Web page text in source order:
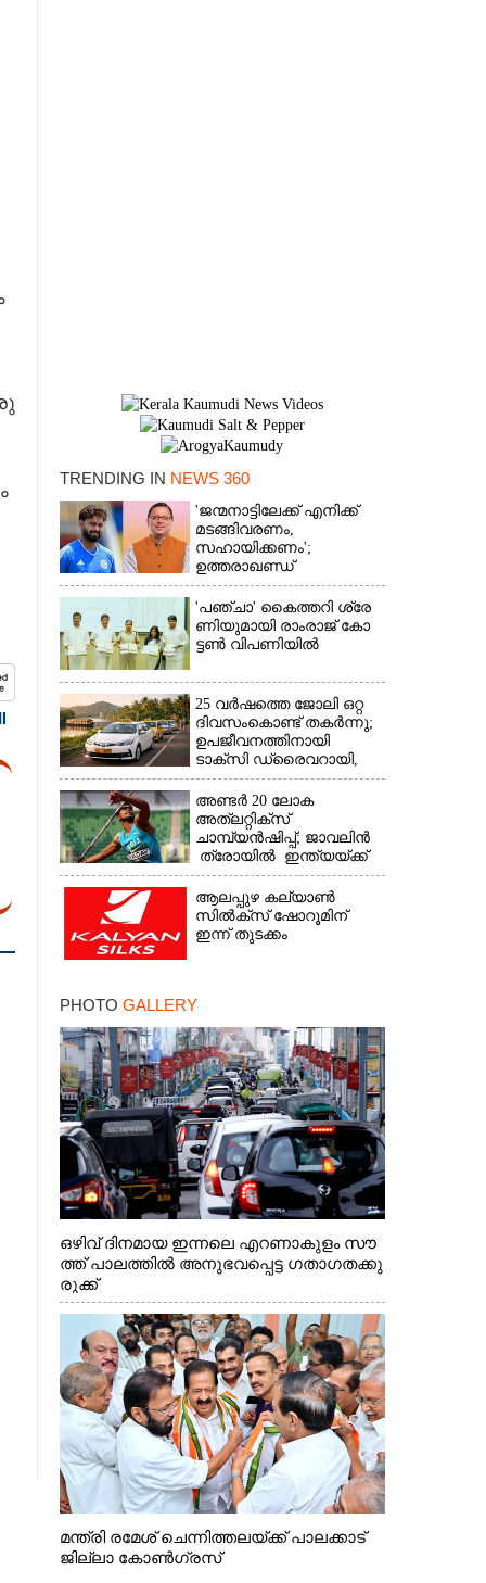
TRENDING IN NEWS 360
'ജന്മനാട്ടിലേക്ക് എനിക്ക്
മടങ്ങിവരണം,
സഹായിക്കണം';
ഉത്തരാഖണ്ഡ്
മുഖ്യമന്ത്രിയോട്
അപേക്ഷയുമായി ഋഷഭ്
പന്ത്
'​പ​ഞ്ചാ​'​ ​കൈ​ത്ത​റി​ ​ശ്രേ​
ണി​യു​മാ​യി​ ​രാം​രാ​ജ് ​കോ​
ട്ടൺ വിപണിയിൽ
25 വർഷത്തെ ജോലി ഒറ്റ
ദിവസംകൊണ്ട് തകർന്നു;
ഉപജീവനത്തിനായി
ടാക്‌സി ഡ്രൈവറായി,​
അനുഭവം പങ്കുവച്ച് യുവതി
അണ്ടർ 20 ലോക
അത്‌ലറ്റിക്സ്
ചാമ്പ്യൻഷിപ്പ്; ജാവലിൻ
ത്രോയിൽ ഇന്ത്യയ്ക്ക്
വെള്ളി
ആലപ്പുഴ കല്യാൺ
സിൽക്‌സ് ഷോറൂമിന്
ഇന്ന് തുടക്കം
PHOTO GALLERY
ഒഴിവ് ദിനമായ ഇന്നലെ എറണാകുളം സൗ
ത്ത് പാലത്തിൽ അനുഭവപ്പെട്ട ഗതാഗതക്കു
രുക്ക്
മന്ത്രി രമേശ് ചെന്നിത്തലയ്ക്ക് പാലക്കാട്
ജില്ലാ കോൺഗ്രസ്
×